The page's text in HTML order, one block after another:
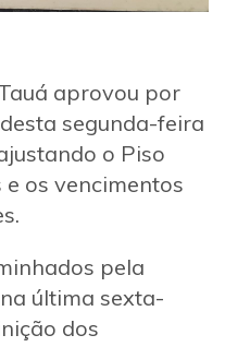
aprovou por
segunda-feira
o Piso
os vencimentos
pela
última sexta-
dos